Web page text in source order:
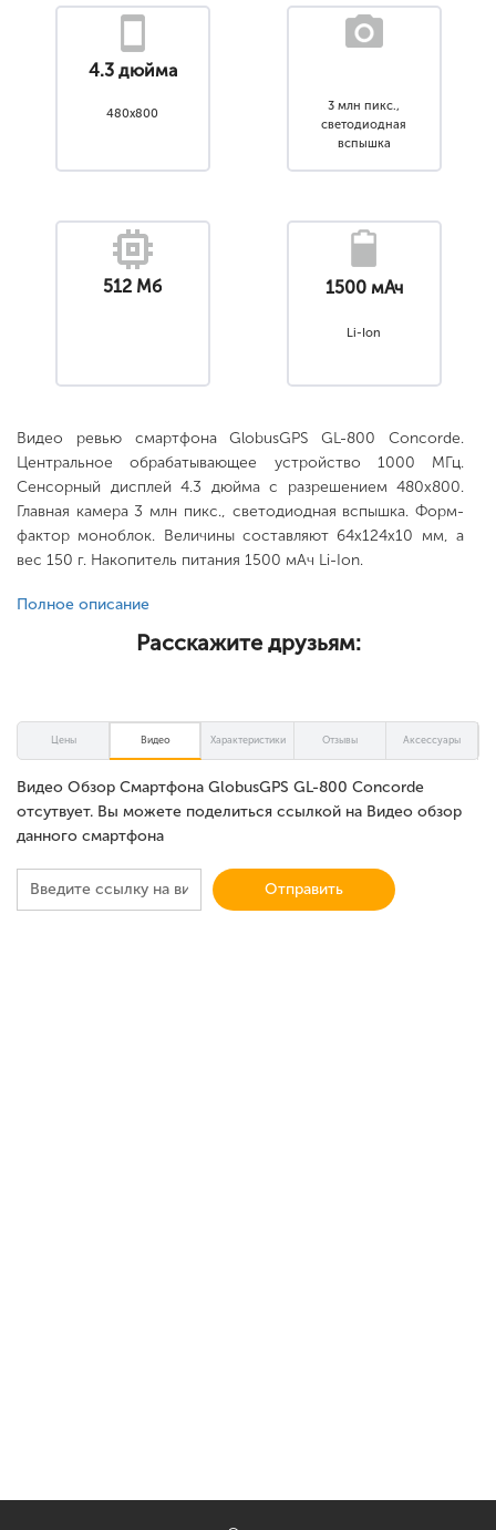
4.3 дюйма
480x800
3 млн пикс.,
светодиодная
вспышка
512 Мб 1500 мАч
Li-Ion
Видео ревью смартфона GlobusGPS GL-800 Concorde.
Центральное обрабатывающее устройство 1000 МГц.
Сенсорный дисплей 4.3 дюйма с разрешением 480x800.
Главная камера 3 млн пикс., светодиодная вспышка. Форм-
фактор моноблок. Величины составляют 64x124x10 мм, а
вес 150 г. Накопитель питания 1500 мАч Li-Ion.
Полное описание
Расскажите друзьям:
Цены Видео Характеристики Отзывы Аксессуары
Видео Обзор Смартфона GlobusGPS GL-800 Concorde
отсутвует. Вы можете поделиться ссылкой на Видео обзор
данного смартфона
Отправить